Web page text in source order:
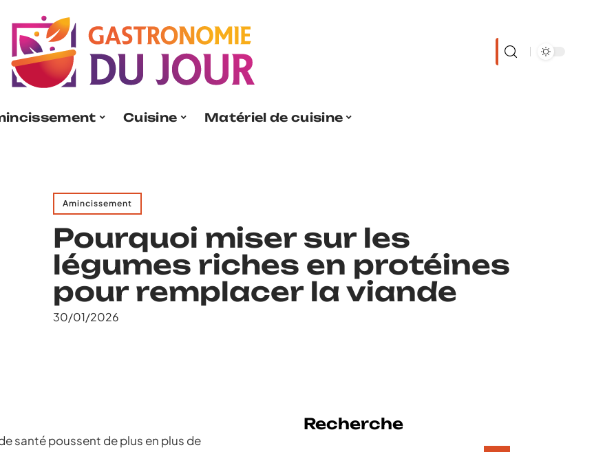
Cuisine Matériel de cuisine
Amincissement
Pourquoi miser sur les
légumes riches en protéines
pour remplacer la viande
30/01/2026
santé poussent de plus en plus de
Recherche